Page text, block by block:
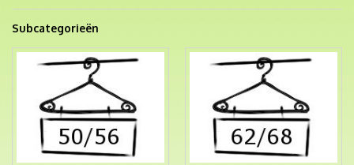
Subcategorieën